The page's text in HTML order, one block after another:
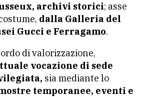
archivi storici; asse
dalla Galleria del
Gucci e Ferragamo.
di valorizzazione,
vocazione di sede
sia mediante lo
temporanee, eventi e